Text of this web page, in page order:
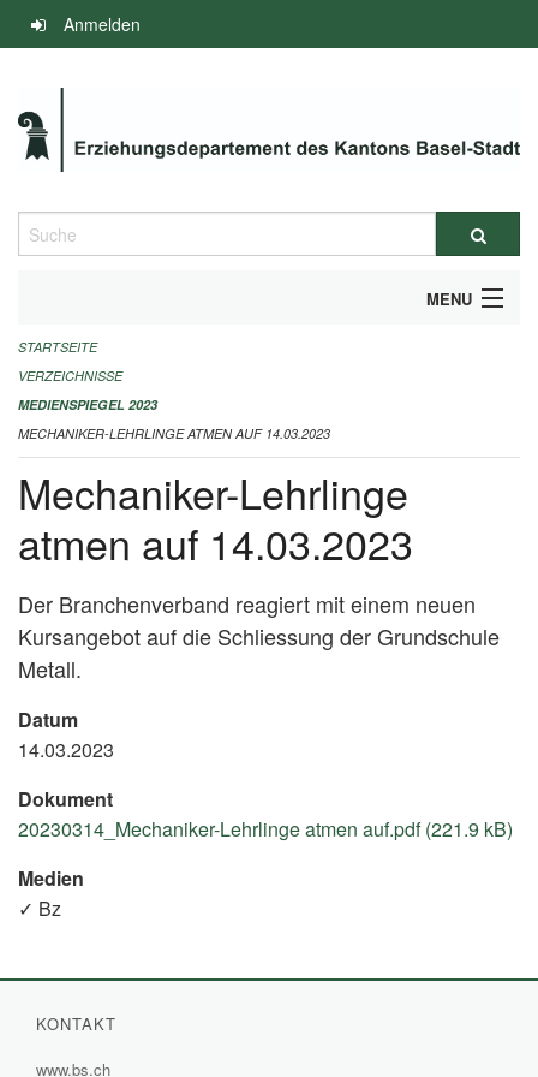
Navigation
überspringen
Anmelden
Suche
MENU
INFOS ZUM ED-MEDIENSPIEGEL
IMPRESSUM
STARTSEITE
VERZEICHNISSE
MEDIENSPIEGEL 2023
MECHANIKER-LEHRLINGE ATMEN AUF 14.03.2023
Mechaniker-Lehrlinge
atmen auf 14.03.2023
Der Branchenverband reagiert mit einem neuen
Kursangebot auf die Schliessung der Grundschule
Metall.
Datum
14.03.2023
Dokument
20230314_Mechaniker-Lehrlinge atmen auf.pdf (221.9 kB)
Medien
✓ Bz
KONTAKT
www.bs.ch